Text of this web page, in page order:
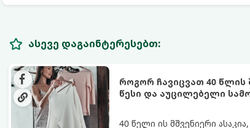
ასევე დაგაინტერესებთ:
როგორ ჩავიცვათ 40
წესი და აუცილებელი
40 წელი ის მშვენიერი